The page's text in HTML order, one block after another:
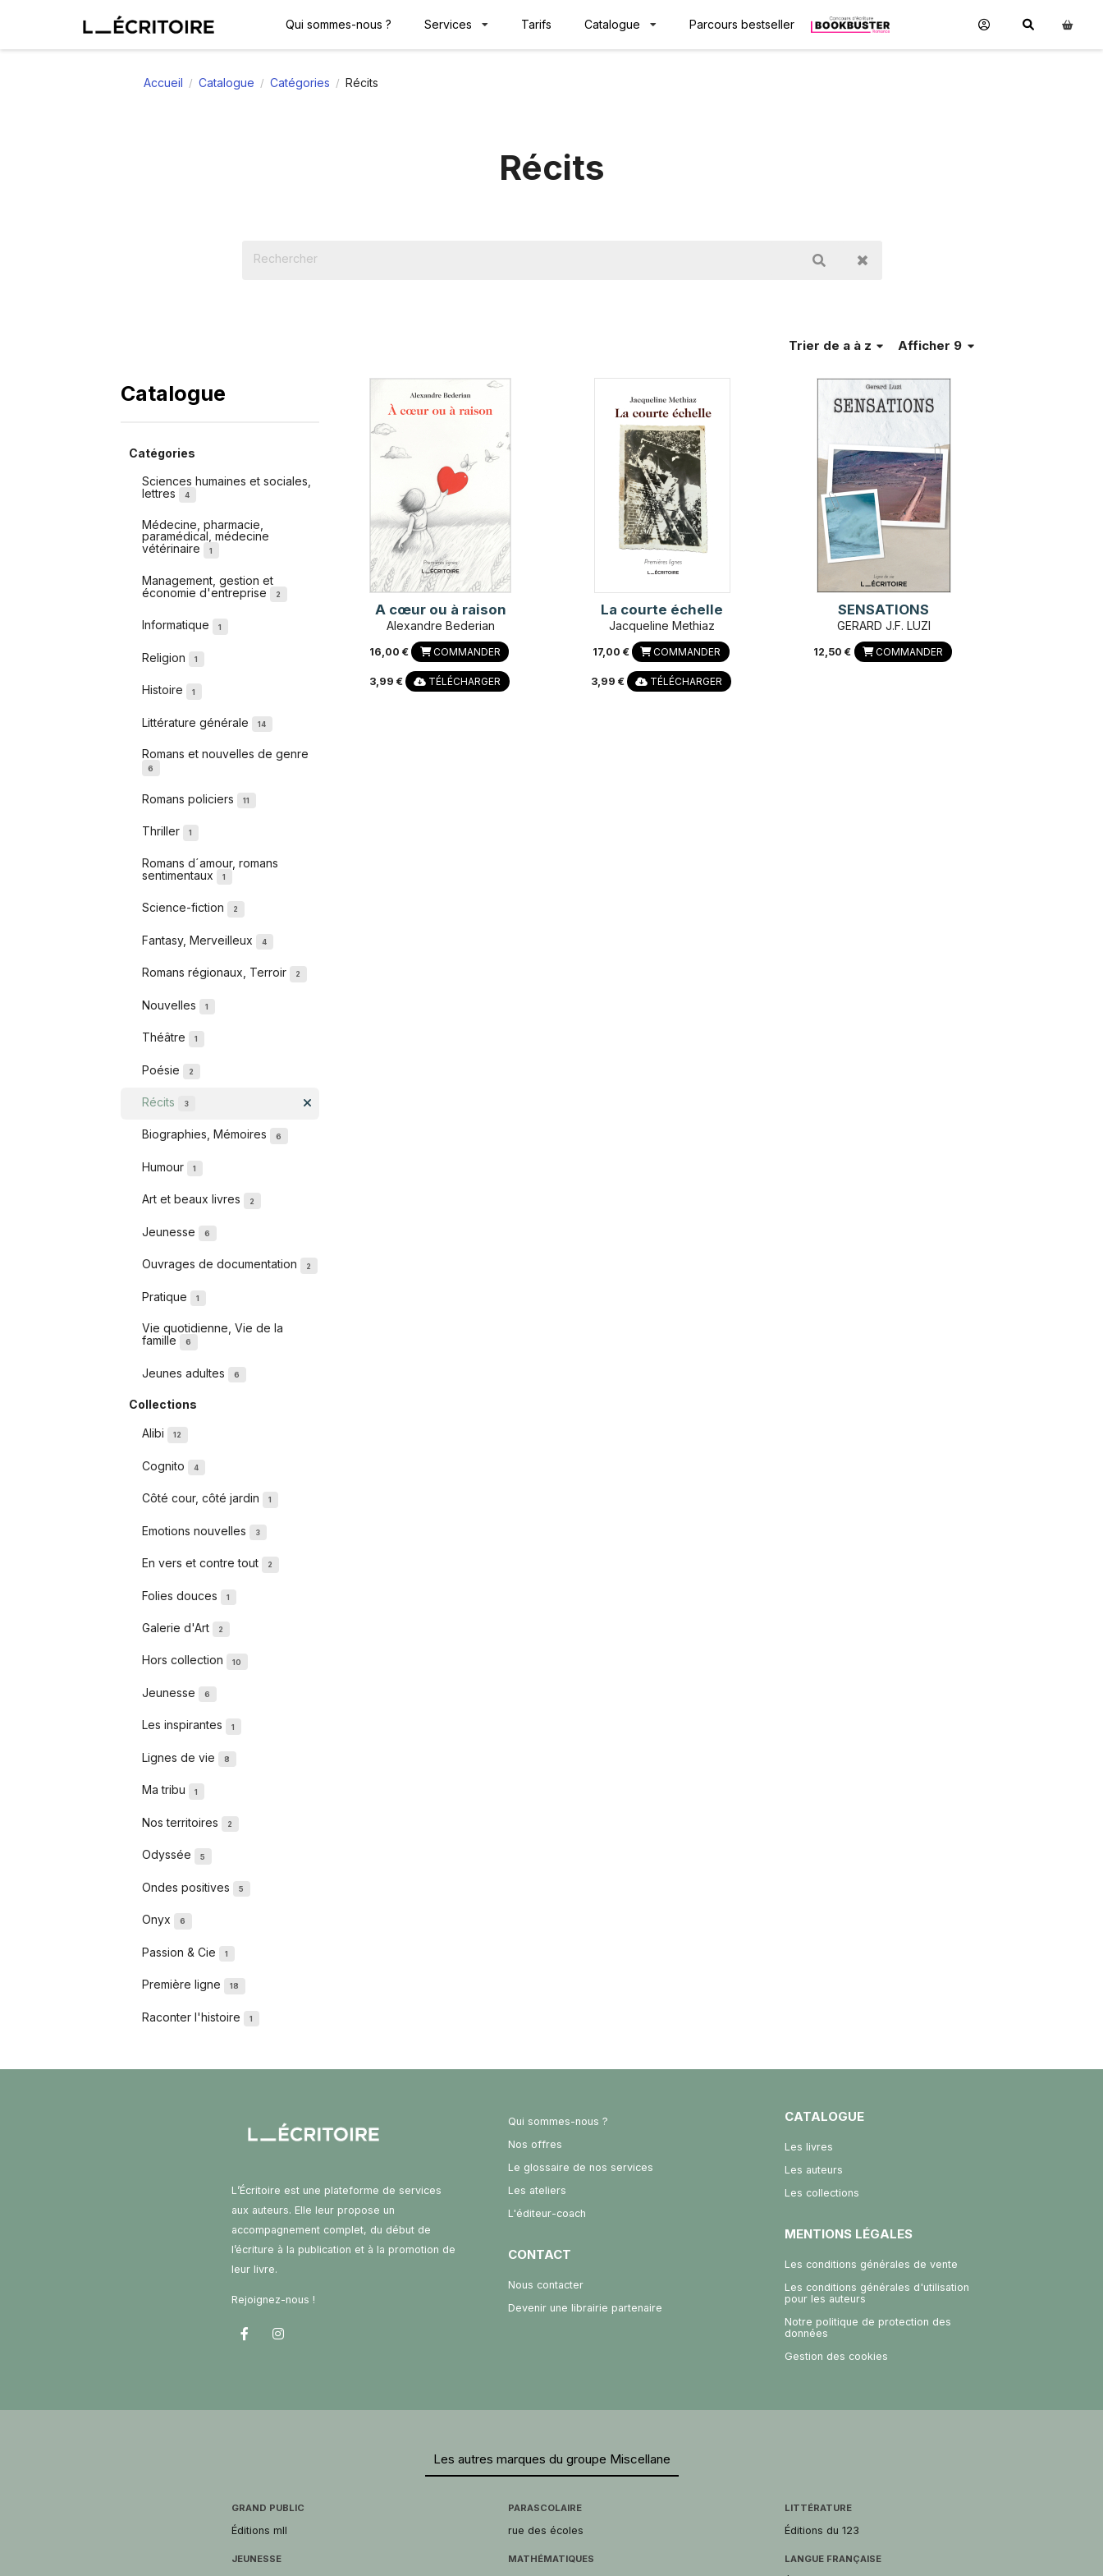
Qui sommes-nous ? Services Tarifs Catalogue Parcours bestseller
Accueil / Catalogue / Catégories / Récits
Récits
Catalogue
Catégories
Sciences humaines et sociales,
lettres
4
Médecine, pharmacie,
paramédical, médecine
vétérinaire
1
Management, gestion et
économie d'entreprise
2
Informatique 1
Religion 1
Histoire 1
Littérature générale 14
Romans et nouvelles de genre
6
Romans policiers 11
Thriller 1
Romans d´amour, romans
sentimentaux
1
Science-fiction 2
Fantasy, Merveilleux 4
Romans régionaux, Terroir 2
Nouvelles 1
Théâtre 1
Poésie 2
Récits 3
Biographies, Mémoires 6
Humour 1
Art et beaux livres 2
Jeunesse 6
Ouvrages de documentation 2
Pratique 1
Vie quotidienne, Vie de la
famille
6
Jeunes adultes 6
Collections
Alibi 12
Cognito 4
Côté cour, côté jardin 1
Emotions nouvelles 3
En vers et contre tout 2
Folies douces 1
Galerie d'Art 2
Hors collection 10
Jeunesse 6
Les inspirantes 1
Lignes de vie 8
Ma tribu 1
Nos territoires 2
Odyssée 5
Ondes positives 5
Onyx 6
Passion & Cie 1
Première ligne 18
Raconter l'histoire 1
Afficher 9
Trier de a à z
A cœur ou à raison
Alexandre Bederian
16,00 € COMMANDER
3,99 € TÉLÉCHARGER
La courte échelle
Jacqueline Methiaz
17,00 € COMMANDER
3,99 € TÉLÉCHARGER
SENSATIONS
GERARD J.F. LUZI
12,50 € COMMANDER
L’Écritoire est une plateforme de services
aux auteurs. Elle leur propose un
accompagnement complet, du début de
l’écriture à la publication et à la promotion de
leur livre.
Rejoignez-nous !
Qui sommes-nous ?
Nos offres
Le glossaire de nos services
Les ateliers
L'éditeur-coach
CONTACT
Nous contacter
Devenir une librairie partenaire
CATALOGUE
Les livres
Les auteurs
Les collections
MENTIONS LÉGALES
Les conditions générales de vente
Les conditions générales d'utilisation
pour les auteurs
Notre politique de protection des
données
Gestion des cookies
Les autres marques du groupe Miscellane
GRAND PUBLIC
Éditions mll
JEUNESSE
PARASCOLAIRE
rue des écoles
MATHÉMATIQUES
LITTÉRATURE
Éditions du 123
LANGUE FRANÇAISE